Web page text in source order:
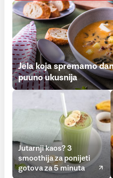
Jela koja spremamo
puuno ukusnija
Jutarnji kaos? 3
smoothija za ponijeti
gotova za 5 minuta